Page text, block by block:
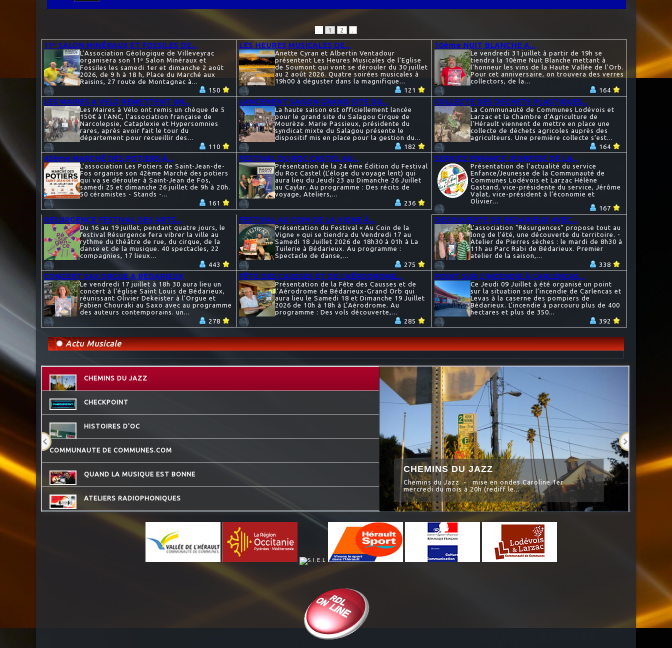
. 1 2 .
11ᵉ SALON MINÉRAUX ET FOSSILES DE...
L’Association Géologique de Villeveyrac
organisera son 11ᵉ Salon Minéraux et
Fossiles les samedi 1er et dimanche 2 août
2026, de 9 h à 18 h, Place du Marché aux
Raisins, 27 route de Montagnac à...
150
LES HEURES MUSICALES DE...
Anette Cyran et Albertin Ventadour
présentent Les Heures Musicales de l'Eglise
de Soumont qui vont se dérouler du 30 juillet
au 2 août 2026. Quatre soirées musicales à
19h00 à déguster dans la magnifique...
121
10ème NUIT BLANCHE A...
Le vendredi 31 juillet à partir de 19h se
tiendra la 10ème Nuit Blanche mettant à
l'honneur les vins de la Haute Vallée de l'Orb.
Pour cet anniversaire, on trouvera des verres
collectors, de la...
164
LES MAIRES A VELO REMETTENT UN...
Les Maires à Vélo ont remis un chèque de 5
150€ à l'ANC, l’association française de
Narcolepsie, Cataplexie et Hypersomnies
rares, après avoir fait le tour du
département pour recueillir des...
110
LANCEMENT SAISON GRAND SITE DU...
La haute saison est officiellement lancée
pour le grand site du Salagou Cirque de
Mourèze. Marie Passieux, présidente du
syndicat mixte du Salagou présente le
dispositif mis en place pour la gestion du...
182
COLLECTE DES DECHETS PLASTIQUES...
La Communauté de Communes Lodévois et
Larzac et la Chambre d'Agriculture de
l'Hérault viennent de mettre en place une
collecte de déchets agricoles auprès des
agriculteurs. Une première collecte s’est...
164
42ème MARCHÉ DES POTIERS À...
L'association Les Potiers de Saint-Jean-de-
Fos organise son 42ème Marché des potiers
qui va se dérouler à Saint-Jean de Fos,
samedi 25 et dimanche 26 juillet de 9h à 20h.
50 céramistes - Stands -...
161
FESTIVAL DU ROC CASTEL AU...
Présentation de la 24 ème Édition du Festival
du Roc Castel (L’éloge du voyage lent) qui
aura lieu du Jeudi 23 au Dimanche 26 Juillet
au Caylar. Au programme : Des récits de
voyage, Ateliers,...
236
SERVICE ENFANCE JEUNESSE DE LA...
Présentation de l’actualité du service
Enfance/Jeunesse de la Communauté de
Communes Lodévois et Larzac Hélène
Gastand, vice-présidente du service, Jérôme
Valat, vice-président à l’économie et
Olivier...
167
RESURGENCE FESTIVAL DES ARTS...
Du 16 au 19 juillet, pendant quatre jours, le
festival Résurgence fera vibrer la ville au
rythme du théâtre de rue, du cirque, de la
danse et de la musique. 40 spectacles, 22
compagnies, 17 lieux...
443
FESTIVAL AU COIN DE LA VIGNE À...
Présentation du Festival « Au Coin de la
Vigne » qui se tiendra du Vendredi 17 au
Samedi 18 Juillet 2026 de 18h30 à 01h à La
Tuilerie à Bédarieux. Au programme :
Spectacle de danse,...
275
DECOUVERTE DE BEDARIEUX AVEC...
L'association "Résurgences" propose tout au
long de l'été, une découverte du territoire. -
Atelier de Pierres sèches : le mardi de 8h30 à
11h au Parc Rabi de Bédarieux. Premier
atelier de la saison,...
338
CONCERT SAX ORGUE A BEDARIEUX
Le vendredi 17 juillet à 18h 30 aura lieu un
concert à l'église Saint Louis de Bédarieux,
réunissant Olivier Dekeister à l'Orgue et
Fabien Chouraki au Saxo avec au programme
des auteurs contemporains. un...
278
FÊTE DES CAUSSES ET DE L'AÉRODROME...
Présentation de la Fête des Causses et de
l’Aérodrome de Bédarieux-Grand Orb qui
aura lieu le Samedi 18 et Dimanche 19 Juillet
2026 de 10h à 18h à L’Aérodrome. Au
programme : Des vols découverte,...
285
POINT SUR L'INCENDIE À CARLENCAS...
Ce Jeudi 09 Juillet à été organisé un point
sur la situation sur l’incendie de Carlencas et
Levas à la caserne des pompiers de
Bédarieux. L’incendie à parcouru plus de 400
hectares et plus de 350...
392
Actu Musicale
CHEMINS DU JAZZ
Chemins du Jazz - mise en ondes Caroline 1er
mercredi du mois à 20h (rediff le...
CHEMINS DU JAZZ
CHECKPOINT
HISTOIRES D'OC
COMMUNAUTE DE COMMUNES.COM
QUAND LA MUSIQUE EST BONNE
ATELIERS RADIOPHONIQUES
REVISONS NOS CLASSIQUES
JARDINONS AVEC CATHY